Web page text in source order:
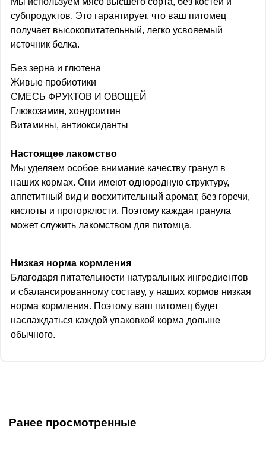
субпродуктов. Это гарантирует, что ваш питомец
получает высокопитательный, легко усвояемый
источник белка.
Без зерна и глютена
Живые пробиотики
СМЕСЬ ФРУКТОВ И ОВОЩЕЙ
Глюкозамин, хондроитин
Витамины, антиоксиданты
Настоящее лакомство
Мы уделяем особое внимание качеству гранул в
наших кормах. Они имеют однородную структуру,
аппетитный вид и восхитительный аромат, без горечи,
кислоты и прогорклости. Поэтому каждая гранула
может служить лакомством для питомца.
Низкая норма кормления
Благодаря питательности натуральных ингредиентов
и сбалансированному составу, у наших кормов низкая
норма кормления. Поэтому ваш питомец будет
наслаждаться каждой упаковкой корма дольше
обычного.
Ранее просмотренные